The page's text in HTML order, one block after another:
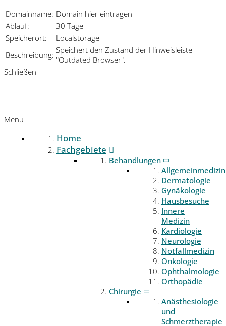
Domainname: Domain hier eintragen
Ablauf:
30 Tage
Speicherort:
Localstorage
Beschreibung: Speichert den Zustand der Hinweisleiste
"Outdated Browser".
Schließen
Menu
Home
Fachgebiete
Behandlungen
Allgemeinmedizin
Dermatologie
Gynäkologie
Hausbesuche
Innere
Medizin
Kardiologie
Neurologie
Notfallmedizin
Onkologie
Ophthalmologie
Orthopädie
Chirurgie
Anästhesiologie
und
Schmerztherapie